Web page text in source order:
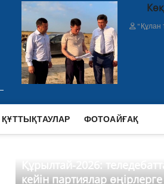
"Құлан
ҚҰТТЫҚТАУЛАР ФОТОАЙҒАҚ
Құрылтай-2026:
кейін партиялар өңірлерге